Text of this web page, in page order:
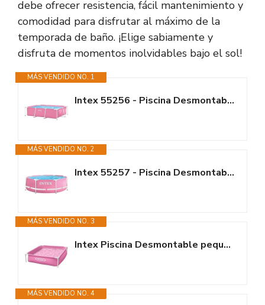
debe ofrecer resistencia, fácil mantenimiento y
comodidad para disfrutar al máximo de la
temporada de baño. ¡Elige sabiamente y
disfruta de momentos inolvidables bajo el sol!
MÁS VENDIDO NO. 1
Intex 55256 - Piscina Desmontable Small Frame Familiar Rosa 220x150x60cm,...
MÁS VENDIDO NO. 2
Intex 55257 - Piscina Desmontable Redonda Metal Frame Familiar Color Rosa,...
MÁS VENDIDO NO. 3
Intex Piscina Desmontable pequeña Infantil Rosa, Medidas 122x122x30cm, con...
MÁS VENDIDO NO. 4